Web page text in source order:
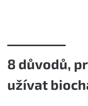
8 důvodů,
užívat